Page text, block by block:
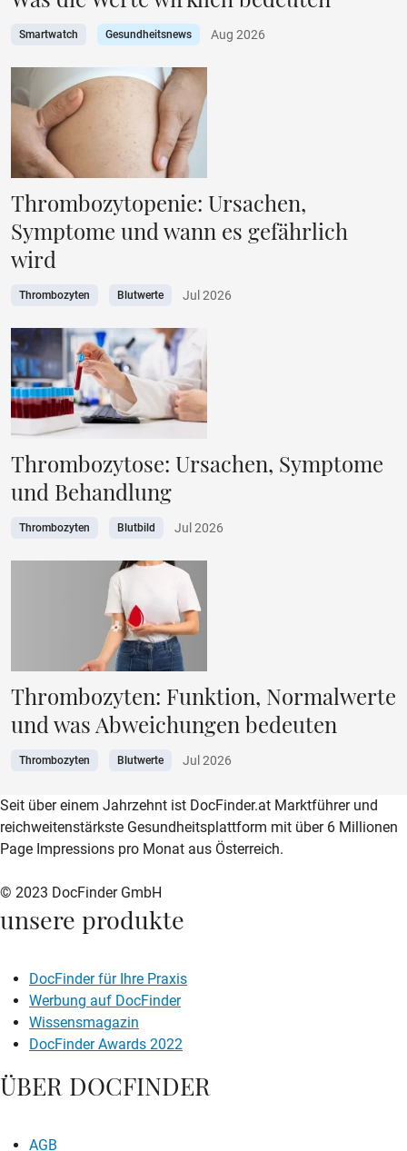
Smartwatch Gesundheitsnews Aug 2026
Thrombozytopenie: Ursachen,
Symptome und wann es gefährlich
wird
Thrombozyten Blutwerte Jul 2026
Thrombozytose: Ursachen, Symptome
und Behandlung
Thrombozyten Blutbild Jul 2026
Thrombozyten: Funktion, Normalwerte
und was Abweichungen bedeuten
Thrombozyten Blutwerte Jul 2026
zur DocFinder-Startseite
logo icon
Seit über einem Jahrzehnt ist DocFinder.at Marktführer und
reichweitenstärkste Gesundheitsplattform mit über 6 Millionen
Page Impressions pro Monat aus Österreich.
© 2023 DocFinder GmbH
unsere produkte
DocFinder für Ihre Praxis
Werbung auf DocFinder
Wissensmagazin
DocFinder Awards 2022
ÜBER DOCFINDER
AGB